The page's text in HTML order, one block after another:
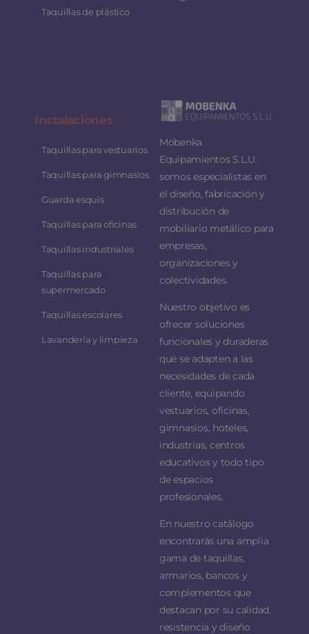
Taquillas de plástico
Instalaciones
Taquillas para vestuarios
Taquillas para gimnasios
Guarda esquís
Taquillas para oficinas
Taquillas industriales
Taquillas para
supermercado
Taquillas escolares
Lavandería y limpieza
Mobenka
Equipamientos S.L.U.
somos especialistas en
el diseño, fabricación y
distribución de
mobiliario metálico para
empresas,
organizaciones y
colectividades.
Nuestro objetivo es
ofrecer soluciones
funcionales y duraderas
que se adapten a las
necesidades de cada
cliente, equipando
vestuarios, oficinas,
gimnasios, hoteles,
industrias, centros
educativos y todo tipo
de espacios
profesionales.
En nuestro catálogo
encontrarás una amplia
gama de taquillas,
armarios, bancos y
complementos que
destacan por su calidad,
resistencia y diseño